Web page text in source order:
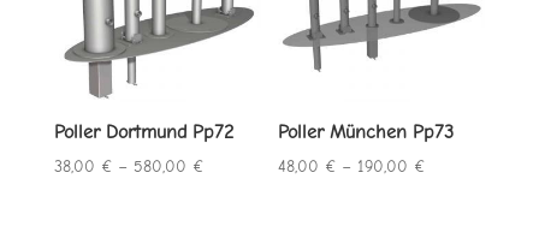
Poller Dortmund Pp72
38,00 € – 580,00 €Preisspanne:
Poller München Pp73
48,00 € – 190,00 €Preisspanne: